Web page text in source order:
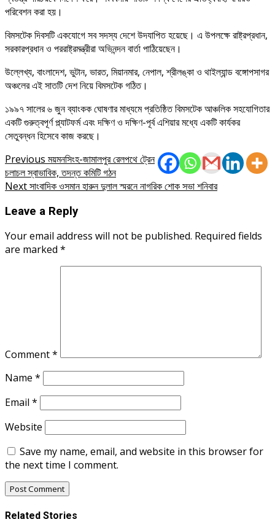
পরিবেশন করা হয়।
বিমসটেক দিবসটি একযোগে সব সদস্য দেশে উদযাপিত হয়েছে। এ উপলক্ষে রাষ্ট্রপ্রধান,
সরকারপ্রধান ও পররাষ্ট্রমন্ত্রীরা অভিনন্দন বার্তা পাঠিয়েছেন।
উল্লেখ্য, বাংলাদেশ, ভুটান, ভারত, মিয়ানমার, নেপাল, শ্রীলঙ্কা ও থাইল্যান্ড বঙ্গোপসাগর
অঞ্চলের এই সাতটি দেশ নিয়ে বিমসটেক গঠিত।
১৯৯৭ সালের ৬ জুন ব্যাংকক ঘোষণার মাধ্যমে প্রতিষ্ঠিত বিমসটেক আঞ্চলিক সহযোগিতার
একটি গুরুত্বপূর্ণ প্ল্যাটফর্ম এবং দক্ষিণ ও দক্ষিণ-পূর্ব এশিয়ার মধ্যে একটি কার্যকর
সেতুবন্ধন হিসেবে কাজ করছে।
Post
navigation
Previous ময়মনসিংহ-জামালপুর রেলপথে ট্রেন
চলাচল স্বাভাবিক, তদন্ত কমিটি গঠন
Nextসাংবাদিক ওসমান হারুন দুলাল স্মরনে নাগরিক শোক সভা শনিবার
Leave a Reply
Your email address will not be published. Required fields
are marked *
Comment*
Name *
Email *
Website
Save my name, email, and website in this browser for
the next time I comment.
Related Stories